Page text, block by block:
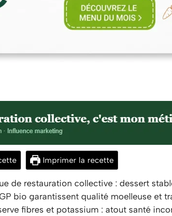
Imprimer la recette
de restauration collective : dessert
bio garantissent qualité moelleuse et
fibres et potassium : atout santé